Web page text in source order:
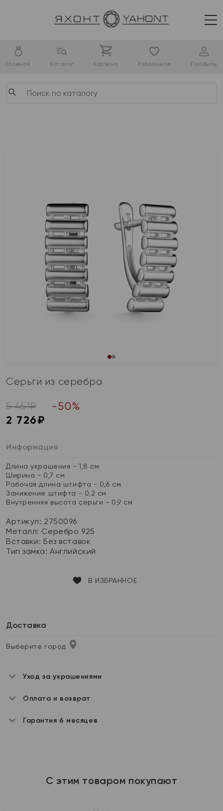
Главная Каталог Корзина Избранное Профиль
Серьги из серебра
5 451₽ -50%
2 726₽
Информация
Длина украшения - 1,8 см
Ширина - 0,7 см
Рабочая длина штифта - 0,6 см
Занижение штифта - 0,2 см
Внутренняя высота серьги - 0,9 см
Артикул: 2750096
Металл: Серебро 925
Вставки: Без вставок
Тип замка:Английский
В ИЗБРАННОЕ
Доставка
Выберите город
Уход за украшениями
Оплата и возврат
Гарантия 6 месяцев
С этим товаром покупают